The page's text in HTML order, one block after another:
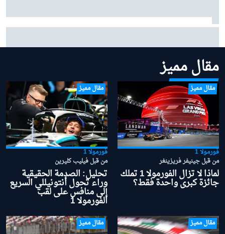
فيرستابن حول عاطفة الأبوّة: "أعظم مكافأة" في حياتي هي
مقال مميز
مقال مميز
فورمولا 1
من قبل جينيفر فريزينغر
لماذا لا تزال الفورمولا 1 تملك
جائزة كبرى واحدة فقط؟
مقال مميز
فورمولا 1
من قبل فيليب كليرين
تحليل: الصدمة الحقيقية
وراء تحول أنتونيللي السريع
إلى منافس على لقب
الفورمولا 1
مقال مميز مقال مميز